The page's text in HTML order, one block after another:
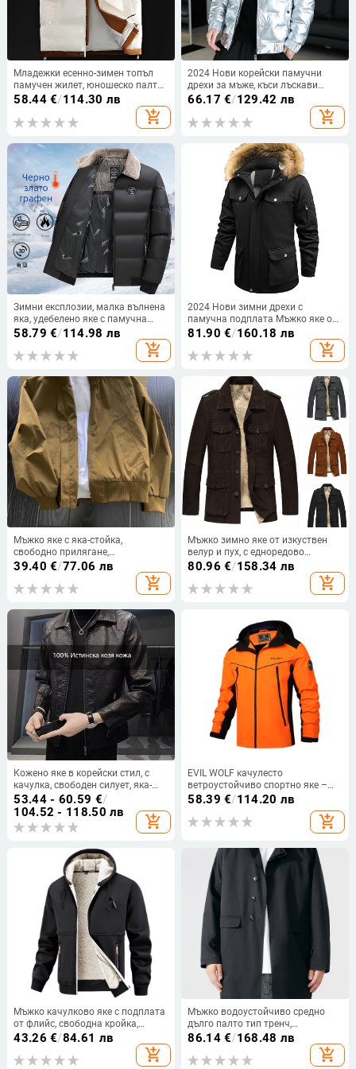
Младежки есенно-зимен топъл
памучен жилет, юношеско палто
за гимназисти, фалшиво
двукомпонентно удебелено
памучно облекло без ръкави за
58.44€/114.30 лв
add_shopping_cart
2024 Нови корейски памучни
дрехи за мъже, къси лъскави
студентски топове без пране,
зимна мода, удебелени мъжки
топове
66.17 €/129.42 лв
add_shopping_cart
Зимни експлозии, малка вълнена
яка, удебелено яке с памучна
подплата, топло бизнес палто с
ежедневно палто с памучна
средна и напреднала възраст
58.79 €/114.98 лв
add_shopping_cart
2024 Нови зимни дрехи с
памучна подплата Мъжко яке от
агнешка кожа с качулка,
ежедневие, свободно яке с полар,
удебелено памучно подплатено
81.90 €/160.18 лв
add_shopping_cart
Мъжко яке с яка-стойка,
свободно прилягане,
закопчаване с цип, къс модел,
39.40 €/77.06 лв
add_shopping_cart
Мъжко зимно яке от изкуствен
велур и пух, с едноредово
закопчаване, костюмска яка и
множество джобове (Слим
силует; изкуствен велур и пух;
80.96 €/158.34 лв
add_shopping_cart
Кожено яке в корейски стил, с
качулка, свободен силует, яка-
стойка, износоустойчив, Пролет
2025
53.44 - 60.59 €/
104.52 - 118.50 лв
add_shopping_cart
EVIL WOLF качулесто
ветроустойчиво спортно яке –
спортен стил, облегнат силует,
58.39 €/114.20 лв
add_shopping_cart
Мъжко качулково яке с подплата
от флийс, свободна кройка,
джобове с ципове, полиестерна
43.26 €/84.61 лв
add_shopping_cart
Мъжко водоустойчиво средно
дълго палто тип тренч,
закопчаване с копчета в една
редица, Turn-Down яка, 100%
полиестерна тъкан и подплата,
86.14€/168.48 лв
add_shopping_cart